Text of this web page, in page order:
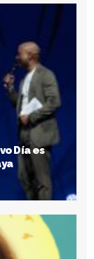
Día es